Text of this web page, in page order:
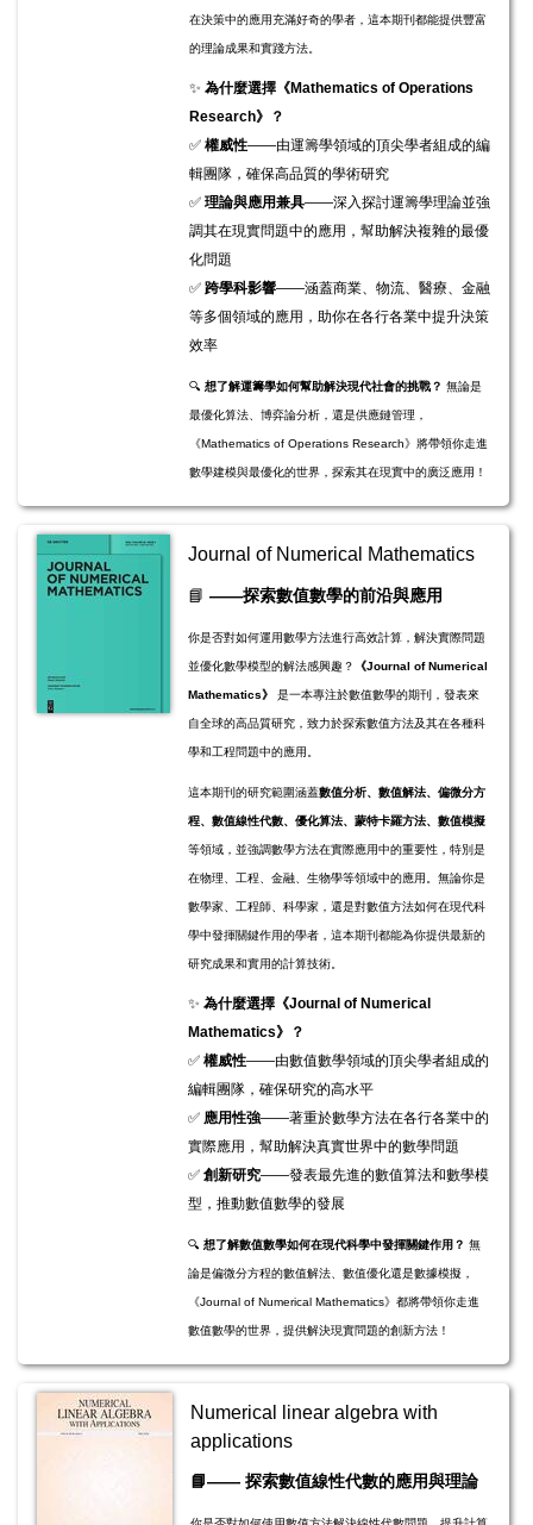
在決策中的應用充滿好奇的學者，這本期刊都能提供豐富
的理論成果和實踐方法。
✨ 為什麼選擇《Mathematics of Operations
Research》？
✅ 權威性——由運籌學領域的頂尖學者組成的編
輯團隊，確保高品質的學術研究
✅ 理論與應用兼具——深入探討運籌學理論並強
調其在現實問題中的應用，幫助解決複雜的最優
化問題
✅ 跨學科影響——涵蓋商業、物流、醫療、金融
等多個領域的應用，助你在各行各業中提升決策
效率
🔍 想了解運籌學如何幫助解決現代社會的挑戰？ 無論是
最優化算法、博弈論分析，還是供應鏈管理，
《Mathematics of Operations Research》將帶領你走進
數學建模與最優化的世界，探索其在現實中的廣泛應用！
Journal of Numerical Mathematics
📘 ——探索數值數學的前沿與應用
你是否對如何運用數學方法進行高效計算，解決實際問題
並優化數學模型的解法感興趣？ 《Journal of Numerical
Mathematics》 是一本專注於數值數學的期刊，發表來
自全球的高品質研究，致力於探索數值方法及其在各種科
學和工程問題中的應用。
這本期刊的研究範圍涵蓋數值分析、數值解法、偏微分方
程、數值線性代數、優化算法、蒙特卡羅方法、數值模擬
等領域，並強調數學方法在實際應用中的重要性，特別是
在物理、工程、金融、生物學等領域中的應用。無論你是
數學家、工程師、科學家，還是對數值方法如何在現代科
學中發揮關鍵作用的學者，這本期刊都能為你提供最新的
研究成果和實用的計算技術。
✨ 為什麼選擇《Journal of Numerical
Mathematics》？
✅ 權威性——由數值數學領域的頂尖學者組成的
編輯團隊，確保研究的高水平
✅ 應用性強——著重於數學方法在各行各業中的
實際應用，幫助解決真實世界中的數學問題
✅ 創新研究——發表最先進的數值算法和數學模
型，推動數值數學的發展
🔍 想了解數值數學如何在現代科學中發揮關鍵作用？ 無
論是偏微分方程的數值解法、數值優化還是數據模擬，
《Journal of Numerical Mathematics》都將帶領你走進
數值數學的世界，提供解決現實問題的創新方法！
Numerical linear algebra with
applications
​​​📘—— 探索數值線性代數的應用與理論